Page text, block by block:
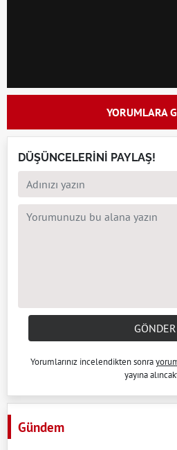
YORUMLARA
DÜŞÜNCELERİNİ PAYLAŞ!
GÖNDER
Yorumlarınız incelendikten sonra
yayına
Gündem